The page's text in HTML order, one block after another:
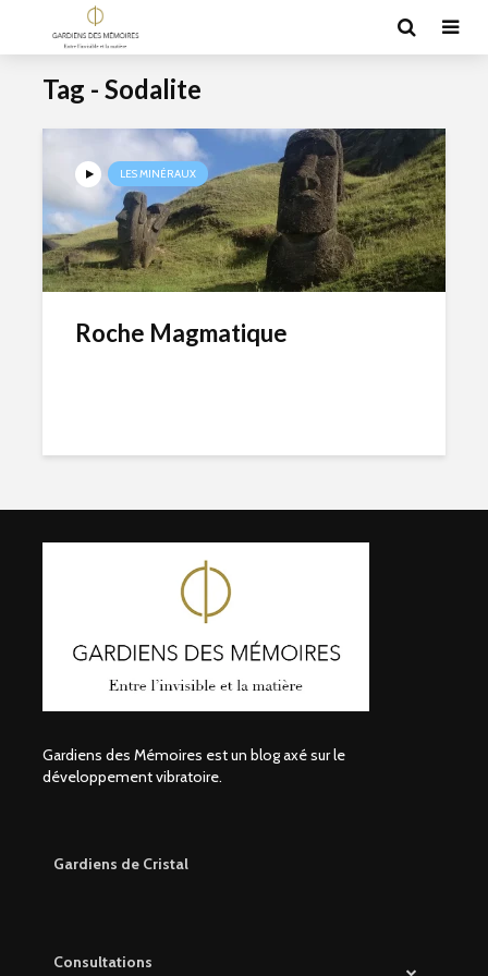
Tag - Sodalite
LES MINÉRAUX
Roche Magmatique
Gardiens des Mémoires est un blog axé sur le
développement vibratoire.
Gardiens de Cristal
Consultations